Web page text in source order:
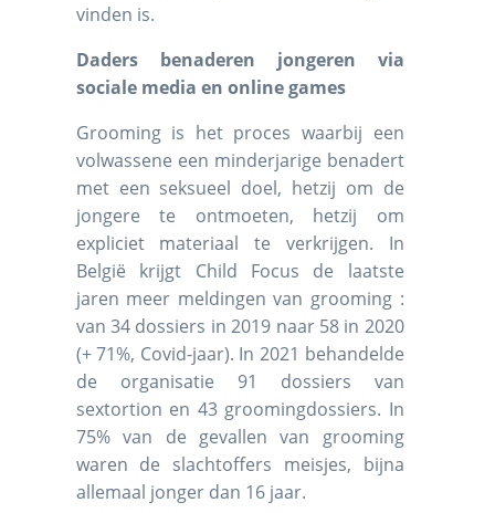
vinden is.
Daders benaderen jongeren via
sociale media en online games
Grooming is het proces waarbij een
volwassene een minderjarige benadert
met een seksueel doel, hetzij om de
jongere te ontmoeten, hetzij om
expliciet materiaal te verkrijgen. In
België krijgt Child Focus de laatste
jaren meer meldingen van grooming :
van 34 dossiers in 2019 naar 58 in 2020
(+ 71%, Covid-jaar). In 2021 behandelde
de organisatie 91 dossiers van
sextortion en 43 groomingdossiers. In
75% van de gevallen van grooming
waren de slachtoffers meisjes, bijna
allemaal jonger dan 16 jaar.